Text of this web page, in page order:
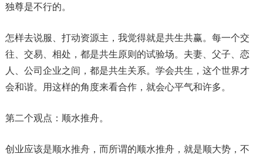
独尊是不行的。
怎样去说服、打动资源主，我觉得就是共生共赢。每一个交
往、交易、相处，都是共生原则的试验场。夫妻、父子、恋
人、公司企业之间，都是共生关系。学会共生，这个世界才
会和谐。用这样的角度来看合作，就会心平气和许多。
第二个观点：顺水推舟。
创业应该是顺水推舟，而所谓的顺水推舟，就是顺大势，不